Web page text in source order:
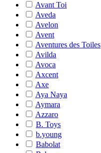
Avant Toi
Aveda
Avelon
Avent
Aventures des Toiles
Avilda
Avoca
Axcent
Axe
Aya Naya
Aymara
Azzaro
B. Toys
b.young
Babolat